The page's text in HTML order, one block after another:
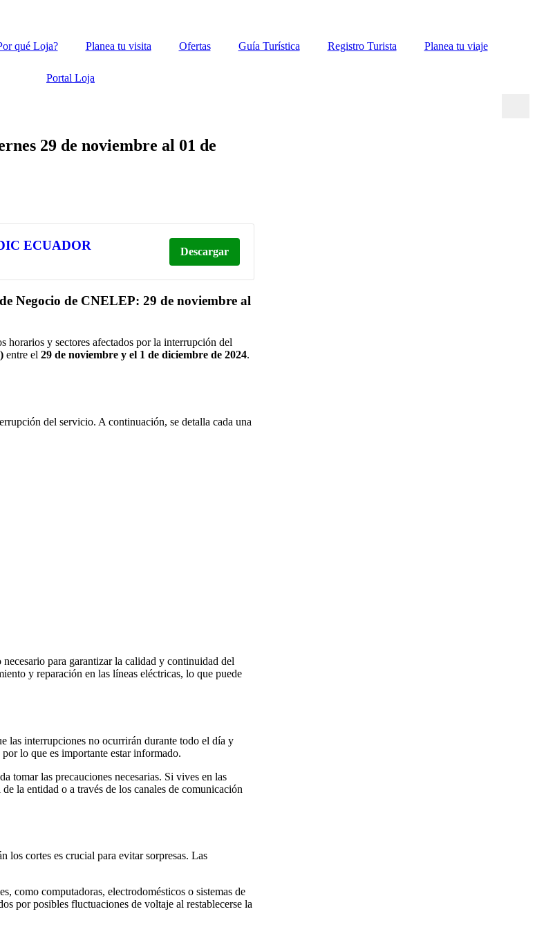
qué Loja? Planea tu visita Ofertas Guía Turística Registro Turista Planea tu viaje
Portal Loja
29 de noviembre al 01 de
ECUADOR Descargar
Negocio de CNELEP: 29 de noviembre al
horarios y sectores afectados por la interrupción del
entre el 29 de noviembre y el 1 de diciembre de 2024.
del servicio. A continuación, se detalla cada una
para garantizar la calidad y continuidad del
y reparación en las líneas eléctricas, lo que puede
las interrupciones no ocurrirán durante todo el día y
lo que es importante estar informado.
tomar las precauciones necesarias. Si vives en las
la entidad o a través de los canales de comunicación
los cortes es crucial para evitar sorpresas. Las
como computadoras, electrodomésticos o sistemas de
por posibles fluctuaciones de voltaje al restablecerse la